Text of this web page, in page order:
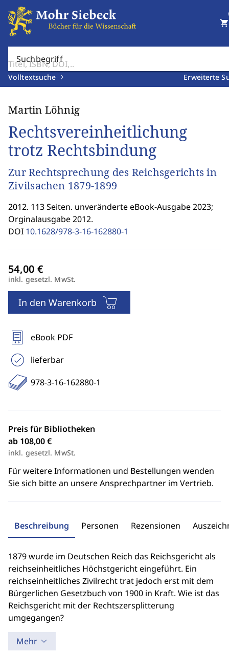
Suchbegriff
Volltextsuche Erweiterte
shopping_cart
Martin Löhnig
Rechtsvereinheitlichung
trotz Rechtsbindung
Zur Rechtsprechung des Reichsgerichts in
Zivilsachen 1879-1899
2012. 113 Seiten. unveränderte eBook-Ausgabe 2023;
Orginalausgabe 2012.
DOI 10.1628/978-3-16-162880-1
inkl. gesetzl. MwSt.
In den Warenkorb
eBook PDF
lieferbar
978-3-16-162880-1
Preis für Bibliotheken
ab 108,00 €
inkl. gesetzl. MwSt.
Für weitere Informationen und Bestellungen wenden
Sie sich bitte an unsere Ansprechpartner im Vertrieb.
Beschreibung Personen Rezensionen
1879 wurde im Deutschen Reich das Reichsgericht als
reichseinheitliches Höchstgericht eingeführt. Ein
reichseinheitliches Zivilrecht trat jedoch erst mit dem
Bürgerlichen Gesetzbuch von 1900 in Kraft. Wie ist das
Reichsgericht mit der Rechtszersplitterung
umgegangen?
Mehr